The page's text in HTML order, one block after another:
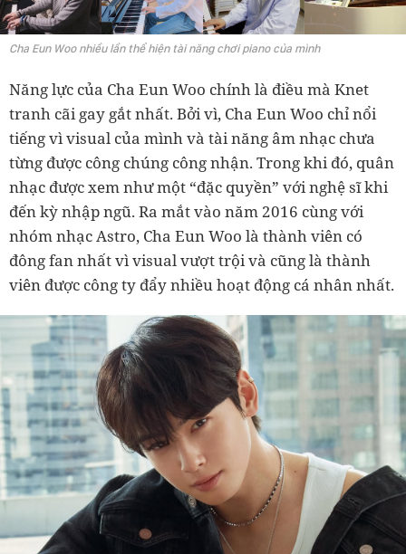
Cha Eun Woo nhiều lần thể hiện tài năng chơi piano của mình
Năng lực của Cha Eun Woo chính là điều mà Knet
tranh cãi gay gắt nhất. Bởi vì, Cha Eun Woo chỉ nổi
tiếng vì visual của mình và tài năng âm nhạc chưa
từng được công chúng công nhận. Trong khi đó, quân
nhạc được xem như một “đặc quyền” với nghệ sĩ khi
đến kỳ nhập ngũ. Ra mắt vào năm 2016 cùng với
nhóm nhạc Astro, Cha Eun Woo là thành viên có
đông fan nhất vì visual vượt trội và cũng là thành
viên được công ty đẩy nhiều hoạt động cá nhân nhất.